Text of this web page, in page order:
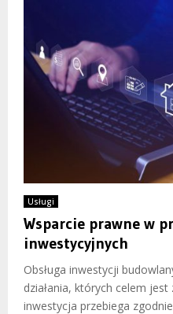
Usługi
Wsparcie prawne w
inwestycyjnych
Obsługa inwestycji
działania, których celem jest
inwestycja przebiega